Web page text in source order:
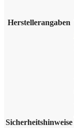
Herstellerangaben
Sicherheitshinweise